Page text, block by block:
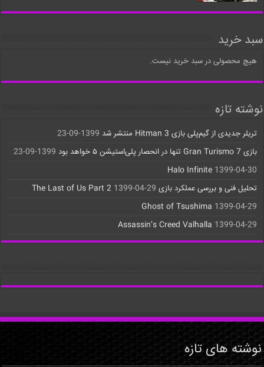
سبد خرید
هیچ محصولی در سبد خرید نیست.
نوشته تازه
تریلر جدیدی از گیم‌پلی بازی Hitman 3 منتشر شد
1399-09-23
بازی Gran Turismo 7 تنها در انحصار پلی‌استیشن ۵ خواهد بود
1399-09-23
Halo Infinite 1399-04-30
تحلیل فنی و بررسی عملکرد بازی The Last of Us Part 2 1399-04-29
Ghost of Tsushima 1399-04-29
Assassin’s Creed Valhalla 1399-04-29
نوشته های تازه